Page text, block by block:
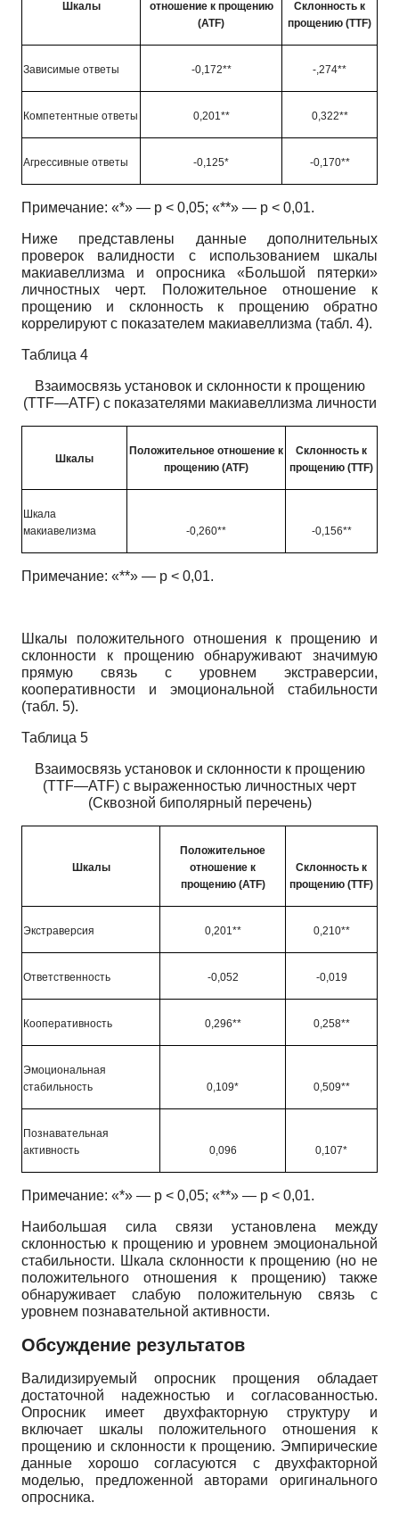
Шкалы
отношение к прощению
(ATF)
Склонность к
прощению (TTF)
Зависимые ответы -0,172** -,274**
Компетентные ответы 0,201** 0,322**
Агрессивные ответы -0,125* -0,170**
Примечание: «*» — р < 0,05; «**» — р < 0,01.
Ниже представлены данные дополнительных
проверок валидности с использованием шкалы
макиавеллизма и опросника «Большой пятерки»
личностных черт. Положительное отношение к
прощению и склонность к прощению обратно
коррелируют с показателем макиавеллизма (табл. 4).
Таблица 4
Взаимосвязь установок и склонности к прощению
(TTF—ATF) с показателями макиавеллизма личности
Шкалы
Положительное отношение к
прощению (ATF)
Склонность к
прощению (TTF)
Шкала
макиавелизма
-0,260** -0,156**
Примечание: «**» — р < 0,01.
Шкалы положительного отношения к прощению и
склонности к прощению обнаруживают значимую
прямую связь с уровнем экстравер­сии,
кооперативности и эмоциональной стабильности
(табл. 5).
Таблица 5
Взаимосвязь установок и склонности к прощению
(TTF—ATF) с выраженностью личностных черт
(Сквозной биполярный перечень)
Шкалы
Положительное
отношение к
прощению (ATF)
Склонность к
прощению (TTF)
Экстраверсия 0,201** 0,210**
Ответственность -0,052 -0,019
Кооперативность 0,296** 0,258**
Эмоциональная
стабильность
0,109* 0,509**
Познавательная
активность
0,096 0,107*
Примечание: «*» — р < 0,05; «**» — р < 0,01.
Наибольшая сила связи установлена между
склонностью к прощению и уровнем эмоциональной
стабильности. Шкала склонности к прощению (но не
положительного отношения к прощению) также
обнаруживает слабую положительную связь с
уровнем познавательной активности.
Обсуждение результатов
Валидизируемый опросник прощения обладает
достаточной надежностью и согласованностью.
Опросник имеет двухфакторную структуру и
включает шкалы положительного отношения к
прощению и склонности к прощению. Эмпирические
данные хорошо согласуются с двухфак­торной
моделью, предложенной авторами оригинального
опросника.